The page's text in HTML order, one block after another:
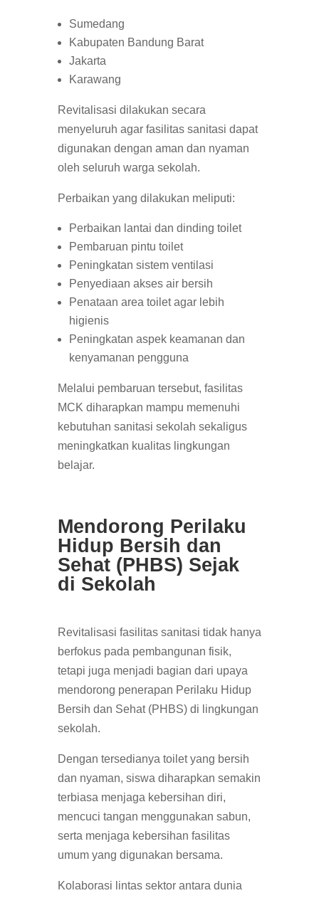
Sumedang
Kabupaten Bandung Barat
Jakarta
Karawang
Revitalisasi dilakukan secara
menyeluruh agar fasilitas sanitasi dapat
digunakan dengan aman dan nyaman
oleh seluruh warga sekolah.
Perbaikan yang dilakukan meliputi:
Perbaikan lantai dan dinding toilet
Pembaruan pintu toilet
Peningkatan sistem ventilasi
Penyediaan akses air bersih
Penataan area toilet agar lebih
higienis
Peningkatan aspek keamanan dan
kenyamanan pengguna
Melalui pembaruan tersebut, fasilitas
MCK diharapkan mampu memenuhi
kebutuhan sanitasi sekolah sekaligus
meningkatkan kualitas lingkungan
belajar.
Mendorong Perilaku
Hidup Bersih dan
Sehat (PHBS) Sejak
di Sekolah
Revitalisasi fasilitas sanitasi tidak hanya
berfokus pada pembangunan fisik,
tetapi juga menjadi bagian dari upaya
mendorong penerapan Perilaku Hidup
Bersih dan Sehat (PHBS) di lingkungan
sekolah.
Dengan tersedianya toilet yang bersih
dan nyaman, siswa diharapkan semakin
terbiasa menjaga kebersihan diri,
mencuci tangan menggunakan sabun,
serta menjaga kebersihan fasilitas
umum yang digunakan bersama.
Kolaborasi lintas sektor antara dunia